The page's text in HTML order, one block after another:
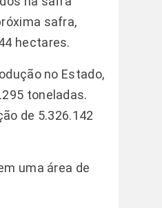
safra,
hectares.
no Estado,
toneladas.
de 5.326.142
uma área de